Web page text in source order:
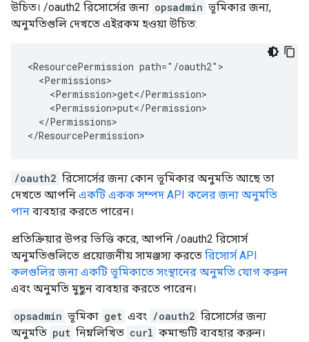
উচিত। /oauth2 রিসোর্সের জন্য opsadmin ভূমিকার জন্য,
অনুমতিগুলি দেখতে এইরকম হওয়া উচিত:
<ResourcePermission path="/oauth2">
  <Permissions>
    <Permission>get</Permission>
    <Permission>put</Permission>
  </Permissions>
</ResourcePermission>
/oauth2 রিসোর্সের জন্য কোন ভূমিকার অনুমতি আছে তা
দেখতে আপনি একটি একক সম্পদ API কলের জন্য অনুমতি
পান ব্যবহার করতে পারেন।
প্রতিক্রিয়ার উপর ভিত্তি করে, আপনি /oauth2 রিসোর্স
অনুমতিগুলিতে প্রয়োজনীয় সামঞ্জস্য করতে রিসোর্স API
কলগুলির জন্য একটি ভূমিকাতে সংস্থানের অনুমতি যোগ করুন
এবং অনুমতি মুছুন ব্যবহার করতে পারেন।
opsadmin ভূমিকা get এবং /oauth2 রিসোর্সের জন্য
অনুমতি put নিম্নলিখিত curl কমান্ডটি ব্যবহার করুন।